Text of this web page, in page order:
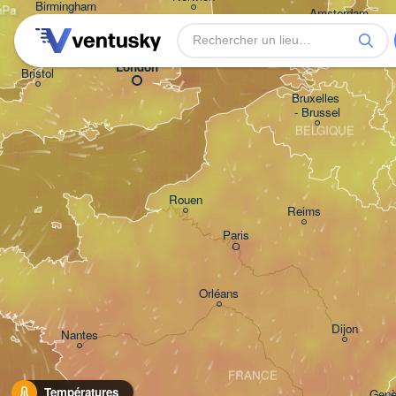
Températures
London
Birmingham
Bristol
Nantes
Bruxelles
- Brussel
Amsterdam
Reims
Rouen
PAYS-BAS
BELGIQUE
Paris
Orléans
Dijon
FRANCE